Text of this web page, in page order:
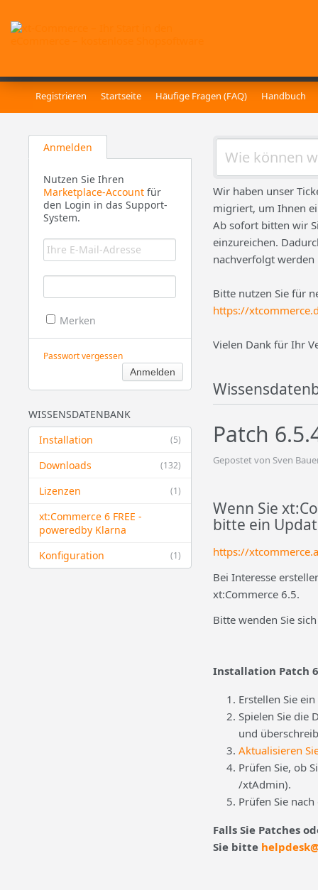
Registrieren Startseite Häufige Fragen (FAQ) Handbuch
Anmelden
Nutzen Sie Ihren
Marketplace-Accountfür
den Login in das Support-
System.
Merken
Passwort vergessen
WISSENSDATENBANK
(5)
Installation
(132)
Downloads
(1)
Lizenzen
xt:Commerce 6 FREE -
powered​by Klarna
(1)
Konfiguration
Wir haben unser
migriert, um Ihnen
Ab sofort bitten wir
einzureichen.
nachverfolgt werden
Bitte nutzen Sie für
https://
Vielen Dank für Ihr
Patch
Gepostet von Sven
Wenn Sie
bitte ein
https://
Bei Interesse
xt:Commerce 6.5.
Bitte wenden Sie
Installation Patch
Erstellen Sie
Spielen Sie die
und
Aktualisieren
Prüfen Sie, ob
/xtAdmin).
Prüfen Sie
Falls Sie Patches
Sie bitte